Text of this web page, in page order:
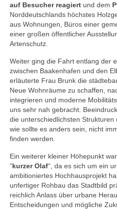
auf Besucher reagiert und dem
Norddeutschlands höchstes
aus Wohnungen, Büros einer
einer großen öffentlicher
Artenschutz.
Weiter ging die Fahrt entlang der
zwischen Baakenhafen und den
erläuterte Frau Brunk die
Neue Wohnräume zu schaffen,
integrieren und moderne
uns sehr nah gebracht.
die unterschiedlichsten
wie sollte es anders sein, nicht
finden werden.
Ein weiterer kleiner Höhepunkt
“kurzer Olaf“, da es sich um ein
ambitioniertes Hochhausprojekt
unfertiger Rohbau das Stadtbild
reichlich Anlass über urbane
Entscheidungen und mögliche